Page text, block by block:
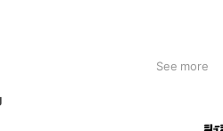
See more